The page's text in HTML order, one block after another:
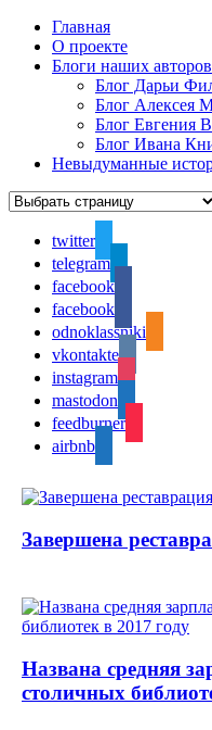
Главная
О проекте
Блоги наших авторов
Блог Дарьи
Блог Алексея
Блог Евгения
Блог Ивана
Невыдуманные
twitter
telegram
facebook
facebook
odnoklassniki
vkontakte
instagram
mastodon
feedburner
airbnb
Завершена
Названа средняя
столичных